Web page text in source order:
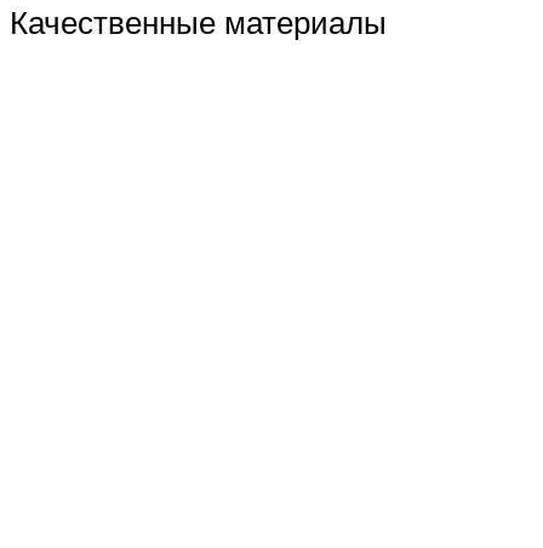
Качественные материалы